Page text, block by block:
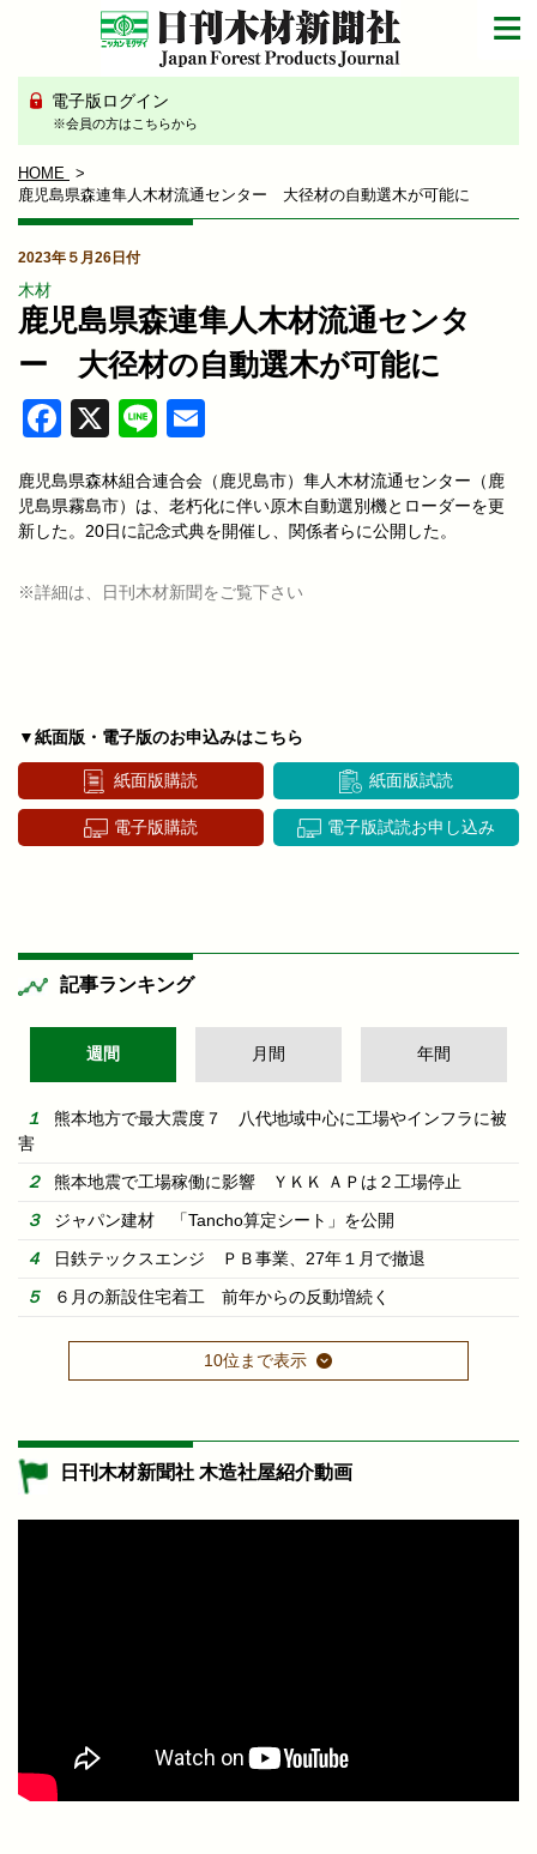
電子版ログイン
※会員の方はこちらから
HOME
鹿児島県森連隼人木材流通センター 大径材の自動選木が可能に
2023年５月26日付
木材
鹿児島県森連隼人木材流通センタ
ー 大径材の自動選木が可能に
Facebook
X Line
鹿児島県森林組合連合会（鹿児島市）隼人木材流通センター（鹿
児島県霧島市）は、老朽化に伴い原木自動選別機とローダーを更
新した。20日に記念式典を開催し、関係者らに公開した。
※詳細は、日刊木材新聞をご覧下さい
▼紙面版・電子版のお申込みはこちら
紙面版購読 紙面版試読
電子版購読 電子版試読お申し込み
記事ランキング
週間 月間 年間
熊本地方で最大震度７ 八代地域中心に工場やインフラに被
害
熊本地震で工場稼働に影響 ＹＫＫ ＡＰは２工場停止
ジャパン建材 「Tancho算定シート」を公開
日鉄テックスエンジ ＰＢ事業、27年１月で撤退
６月の新設住宅着工 前年からの反動増続く
10位まで表示
日刊木材新聞社 木造社屋紹介動画